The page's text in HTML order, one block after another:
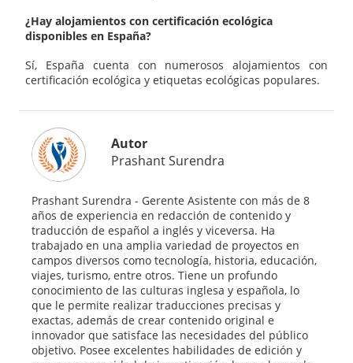
¿Hay alojamientos con certificación ecológica
disponibles en España?
Sí, España cuenta con numerosos alojamientos con
certificación ecológica y etiquetas ecológicas populares.
Autor
Prashant Surendra
Prashant Surendra - Gerente Asistente con más de 8
años de experiencia en redacción de contenido y
traducción de español a inglés y viceversa. Ha
trabajado en una amplia variedad de proyectos en
campos diversos como tecnología, historia, educación,
viajes, turismo, entre otros. Tiene un profundo
conocimiento de las culturas inglesa y española, lo
que le permite realizar traducciones precisas y
exactas, además de crear contenido original e
innovador que satisface las necesidades del público
objetivo. Posee excelentes habilidades de edición y